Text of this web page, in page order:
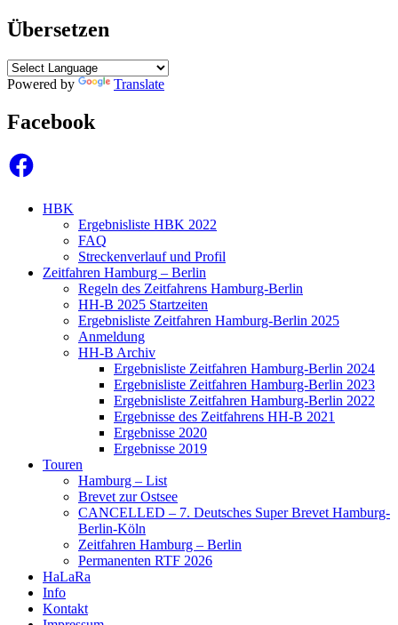
Übersetzen
Powered by Translate
Facebook
Facebook
HBK
Ergebnisliste HBK 2022
FAQ
Streckenverlauf und Profil
Zeitfahren Hamburg – Berlin
Regeln des Zeitfahrens Hamburg-Berlin
HH-B 2025 Startzeiten
Ergebnisliste Zeitfahren Hamburg-Berlin 2025
Anmeldung
HH-B Archiv
Ergebnisliste Zeitfahren Hamburg-Berlin 2024
Ergebnisliste Zeitfahren Hamburg-Berlin 2023
Ergebnisliste Zeitfahren Hamburg-Berlin 2022
Ergebnisse des Zeitfahrens HH-B 2021
Ergebnisse 2020
Ergebnisse 2019
Touren
Hamburg – List
Brevet zur Ostsee
CANCELLED – 7. Deutsches Super Brevet Hamburg-
Berlin-Köln
Zeitfahren Hamburg – Berlin
Permanenten RTF 2026
HaLaRa
Info
Kontakt